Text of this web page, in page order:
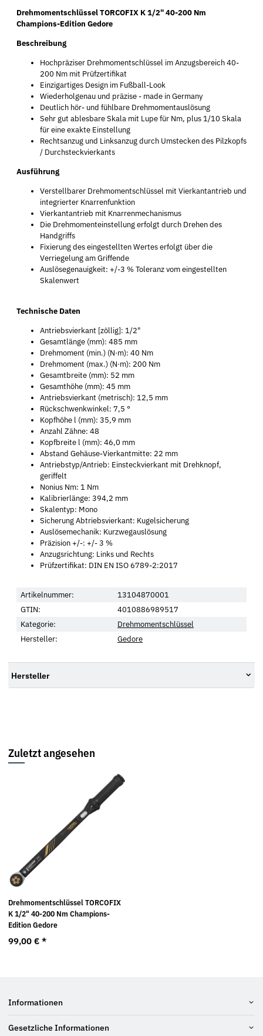
Drehmomentschlüssel TORCOFIX K 1/2" 40-200 Nm
Champions-Edition Gedore
Beschreibung
Hochpräziser Drehmomentschlüssel im Anzugsbereich 40-
200 Nm mit Prüfzertifikat
Einzigartiges Design im Fußball-Look
Wiederholgenau und präzise - made in Germany
Deutlich hör- und fühlbare Drehmomentauslösung
Sehr gut ablesbare Skala mit Lupe für Nm, plus 1/10 Skala
für eine exakte Einstellung
Rechtsanzug und Linksanzug durch Umstecken des Pilzkopfs
/ Durchsteckvierkants
Ausführung
Verstellbarer Drehmomentschlüssel mit Vierkantantrieb und
integrierter Knarrenfunktion
Vierkantantrieb mit Knarrenmechanismus
Die Drehmomenteinstellung erfolgt durch Drehen des
Handgriffs
Fixierung des eingestellten Wertes erfolgt über die
Verriegelung am Griffende
Auslösegenauigkeit: +/-3 % Toleranz vom eingestellten
Skalenwert
Technische Daten
Antriebsvierkant [zöllig]: 1/2"
Gesamtlänge (mm): 485 mm
Drehmoment (min.) (N·m): 40 Nm
Drehmoment (max.) (N·m): 200 Nm
Gesamtbreite (mm): 52 mm
Gesamthöhe (mm): 45 mm
Antriebsvierkant (metrisch): 12,5 mm
Rückschwenkwinkel: 7,5 °
Kopfhöhe l (mm): 35,9 mm
Anzahl Zähne: 48
Kopfbreite l (mm): 46,0 mm
Abstand Gehäuse-Vierkantmitte: 22 mm
Antriebstyp/Antrieb: Einsteckvierkant mit Drehknopf,
geriffelt
Nonius Nm: 1 Nm
Kalibrierlänge: 394,2 mm
Skalentyp: Mono
Sicherung Abtriebsvierkant: Kugelsicherung
Auslösemechanik: Kurzwegauslösung
Präzision +/-: +/- 3 %
Anzugsrichtung: Links und Rechts
Prüfzertifikat: DIN EN ISO 6789-2:2017
Artikelnummer:
13104870001
GTIN:
4010886989517
Kategorie:
Drehmomentschlüssel
Hersteller:
Gedore
Hersteller
Zuletzt angesehen
Drehmomentschlüssel TORCOFIX
K 1/2" 40-200 Nm Champions-
Edition Gedore
99,00 € *
Informationen
Gesetzliche Informationen